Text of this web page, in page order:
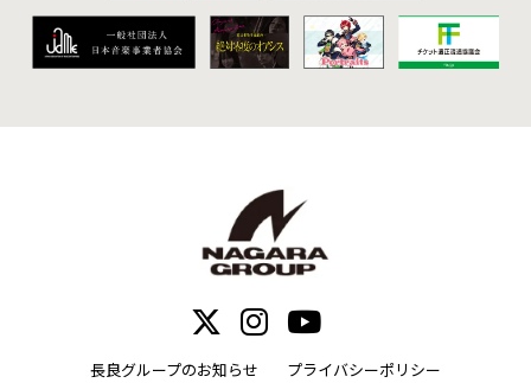
長良グループのお知らせ プライバシーポリシー